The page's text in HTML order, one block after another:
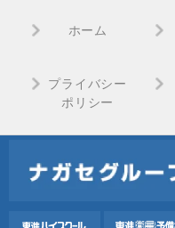
ホーム
プライバシー
ポリシー